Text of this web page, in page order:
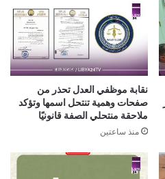
نقابة موظفي العدل تحذر من
صفحات وهمية تنتحل اسمها وتؤكد
ملاحقة منتحلي الصفة قانونيًا
منذ ساعتين